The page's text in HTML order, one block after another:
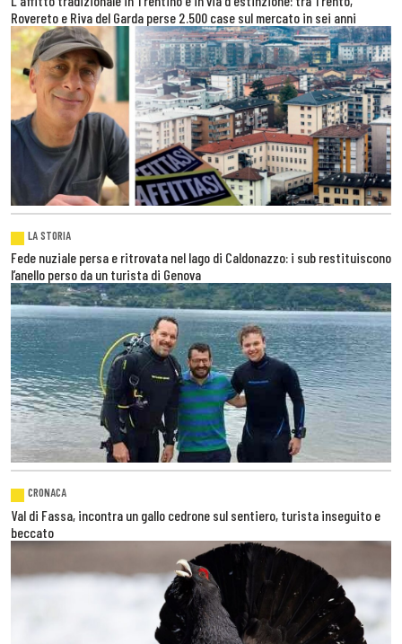
Rovereto e Riva del Garda perse 2.500 case sul mercato in sei anni
LA STORIA
Fede nuziale persa e ritrovata nel lago di Caldonazzo: i sub restituiscono
l’anello perso da un turista di Genova
CRONACA
Val di Fassa, incontra un gallo cedrone sul sentiero, turista inseguito e
beccato